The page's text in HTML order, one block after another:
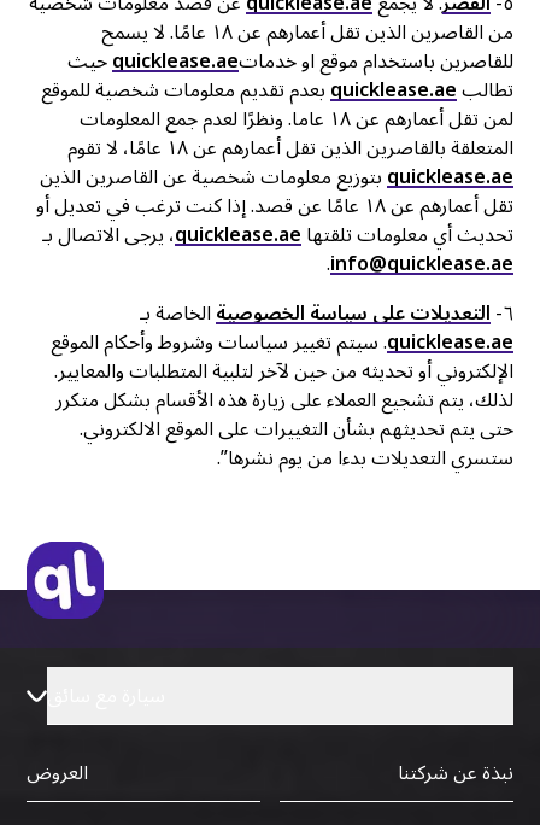
من القاصرين الذين تقل أعمارهم عن ١٨ عامًا. لا يسمح
للقاصرين باستخدام موقع او خدماتquicklease.aeحيث
تطالبquicklease.aeبعدم تقديم معلومات شخصية للموقع
لمن تقل أعمارهم عن ١٨ عاما. ونظرًا لعدم جمع المعلومات
المتعلقة بالقاصرين الذين تقل أعمارهم عن ١٨ عامًا، لا تقوم
quicklease.aeبتوزيع معلومات شخصية عن القاصرين الذين
تقل أعمارهم عن ١٨ عامًا عن قصد. إذا كنت ترغب في تعديل أو
تحديث أي معلومات تلقتهاquicklease.ae، يرجى الاتصال بـ
info@quicklease.ae
.
٦- التعديلات على سياسة الخصوصيةالخاصة بـ
quicklease.ae. سيتم تغيير سياسات وشروط وأحكام الموقع
الإلكتروني أو تحديثه من حين لآخر لتلبية المتطلبات والمعايير.
لذلك، يتم تشجيع العملاء على زيارة هذه الأقسام بشكل متكرر
حتى يتم تحديثهم بشأن التغييرات على الموقع الالكتروني.
ستسري التعديلات بدءا من يوم نشرها”.
نبذة عن شركتنا
العروض